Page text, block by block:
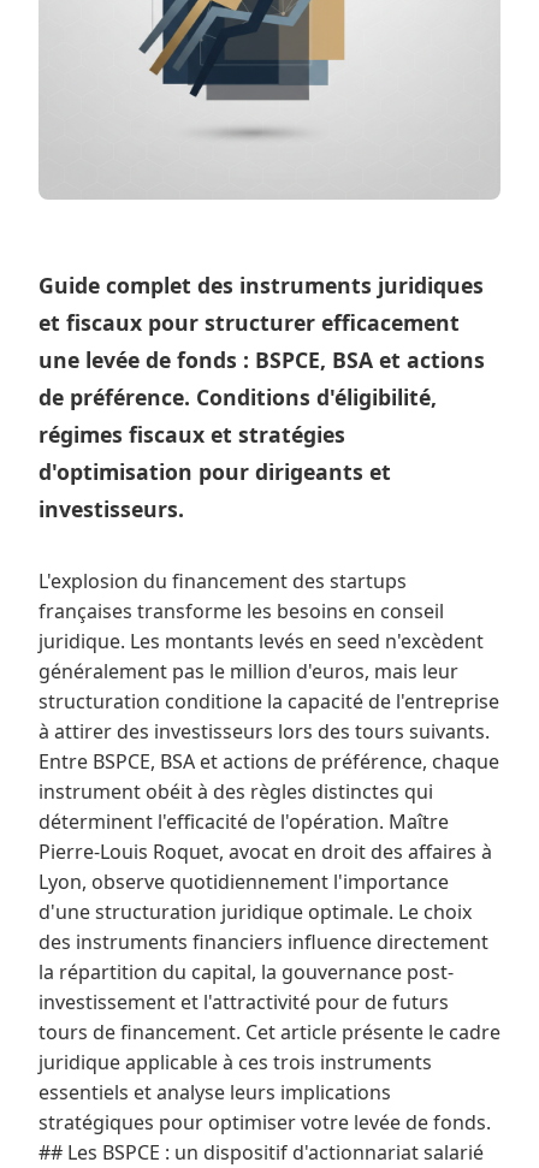
Guide complet des instruments juridiques
et fiscaux pour structurer efficacement
une levée de fonds : BSPCE, BSA et actions
de préférence. Conditions d'éligibilité,
régimes fiscaux et stratégies
d'optimisation pour dirigeants et
investisseurs.
L'explosion du financement des startups
françaises transforme les besoins en conseil
juridique. Les montants levés en seed n'excèdent
généralement pas le million d'euros, mais leur
structuration conditione la capacité de l'entreprise
à attirer des investisseurs lors des tours suivants.
Entre BSPCE, BSA et actions de préférence, chaque
instrument obéit à des règles distinctes qui
déterminent l'efficacité de l'opération. Maître
Pierre-Louis Roquet, avocat en droit des affaires à
Lyon, observe quotidiennement l'importance
d'une structuration juridique optimale. Le choix
des instruments financiers influence directement
la répartition du capital, la gouvernance post-
investissement et l'attractivité pour de futurs
tours de financement. Cet article présente le cadre
juridique applicable à ces trois instruments
essentiels et analyse leurs implications
stratégiques pour optimiser votre levée de fonds.
## Les BSPCE : un dispositif d'actionnariat salarié